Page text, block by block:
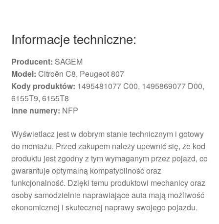
Informacje techniczne:
Producent: SAGEM
Model: Citroën C8, Peugeot 807
Kody produktów: 1495481077 C00, 1495869077 D00,
6155T9, 6155T8
Inne numery: NFP
Wyświetlacz jest w dobrym stanie technicznym i gotowy
do montażu. Przed zakupem należy upewnić się, że kod
produktu jest zgodny z tym wymaganym przez pojazd, co
gwarantuje optymalną kompatybilność oraz
funkcjonalność. Dzięki temu produktowi mechanicy oraz
osoby samodzielnie naprawiające auta mają możliwość
ekonomicznej i skutecznej naprawy swojego pojazdu.